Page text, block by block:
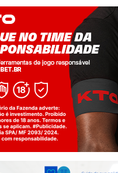
Jogue com responsabilidade. 18+